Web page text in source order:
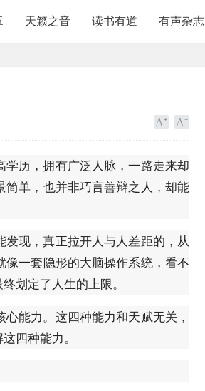
天籁之音 读书有道 有声杂志
历，拥有广泛人脉，一路走来却
单，也并非巧言善辩之人，却能
现，真正拉开人与人差距的，从
一套隐形的大脑操作系统，看不
划定了人生的上限。
能力。这四种能力和天赋无关，
四种能力。